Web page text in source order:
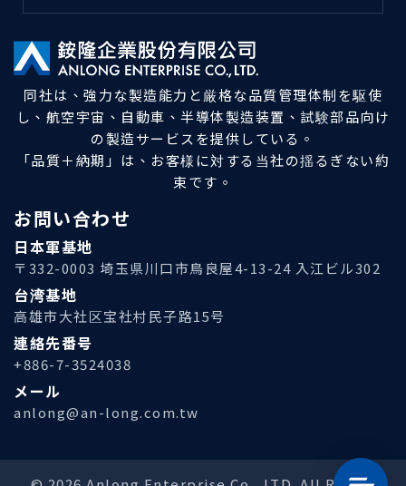
同社は、強力な製造能力と厳格な品質管理体制を駆使
し、航空宇宙、自動車、半導体製造装置、試験部品向け
の製造サービスを提供している。
「品質＋納期」は、お客様に対する当社の揺るぎない約
束です。
お問い合わせ
日本軍基地
〒332-0003 埼玉県川口市鳥良屋4-13-24 入江ビル302
台湾基地
高雄市大社区宝社村民子路15号
連絡先番号
+886-7-3524038
メール
anlong@an-long.com.tw